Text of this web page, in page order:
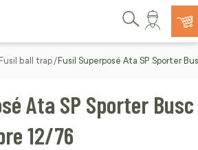
Rechercher
Fusil ball trap Fusil Superposé Ata SP Sporter
Ata SP Sporter Busc
12/76